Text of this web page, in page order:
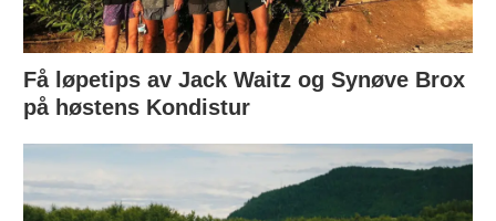
Få løpetips av Jack Waitz og Synøve Brox
på høstens Kondistur